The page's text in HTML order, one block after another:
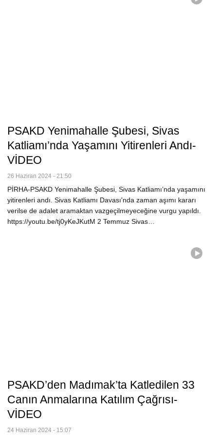
PSAKD Yenimahalle Şubesi, Sivas
Katliamı’nda Yaşamını Yitirenleri Andı-
VİDEO
26 Haziran 2024 - 21:50
PİRHA-PSAKD Yenimahalle Şubesi, Sivas Katliamı’nda yaşamını
yitirenleri andı. Sivas Katliamı Davası'nda zaman aşımı kararı
verilse de adalet aramaktan vazgeçilmeyeceğine vurgu yapıldı.
https://youtu.be/tj0yKeJKutM 2 Temmuz Sivas…
PSAKD’den Madımak’ta Katledilen 33
Canın Anmalarına Katılım Çağrısı-
VİDEO
24 Haziran 2024 - 15:07